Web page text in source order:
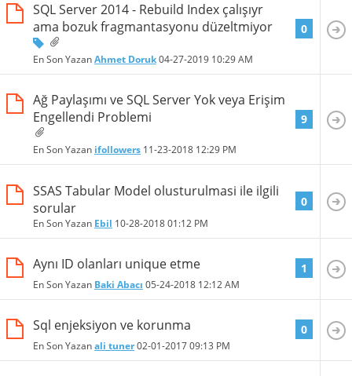
SQL Server 2014 - Rebuild Index çalışıyr
ama bozuk fragmantasyonu düzeltmiyor
En Son YazanAhmet Doruk04-27-2019 10:29 AM
0
Ağ Paylaşımı ve SQL Server Yok veya Erişim
Engellendi Problemi
En Son Yazan ifollowers 11-23-2018 12:29 PM
9
SSAS Tabular Model olusturulmasi ile ilgili
sorular
En Son Yazan Ebil 10-28-201801:12 PM
0
Aynı ID olanları unique etme
En Son Yazan Baki Abacı 05-24-2018 12:12 AM
1
Sql enjeksiyon ve korunma
En Son Yazanali tuner02-01-201709:13 PM
0